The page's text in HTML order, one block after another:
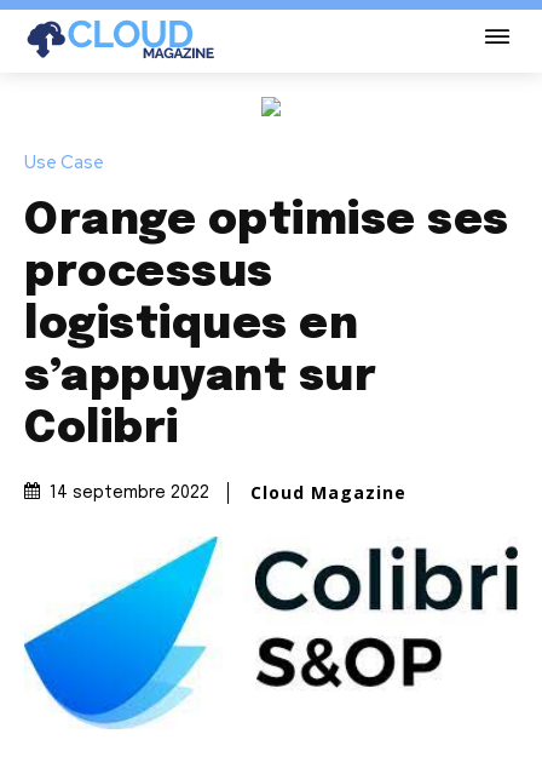
Use Case
Orange optimise ses
processus
logistiques en
s’appuyant sur
Colibri
14 septembre 2022 Cloud Magazine